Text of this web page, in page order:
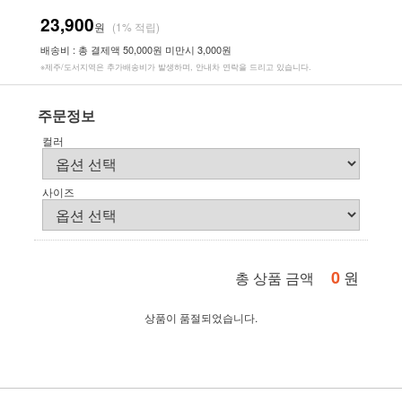
23,900원 (1% 적립)
배송비 : 총 결제액 50,000원 미만시 3,000원
※제주/도서지역은 추가배송비가 발생하며, 안내차 연락을 드리고 있습니다.
주문정보
컬러
사이즈
총 상품 금액 0 원
상품이 품절되었습니다.